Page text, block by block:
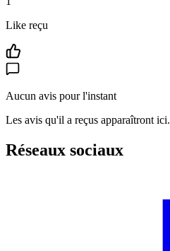
Like reçu
Aucun avis pour l'instant
Les avis qu'il a reçus apparaîtront ici.
Réseaux sociaux